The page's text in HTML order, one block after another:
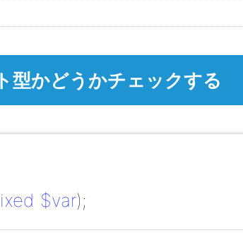
かどうかチェックする
$var);